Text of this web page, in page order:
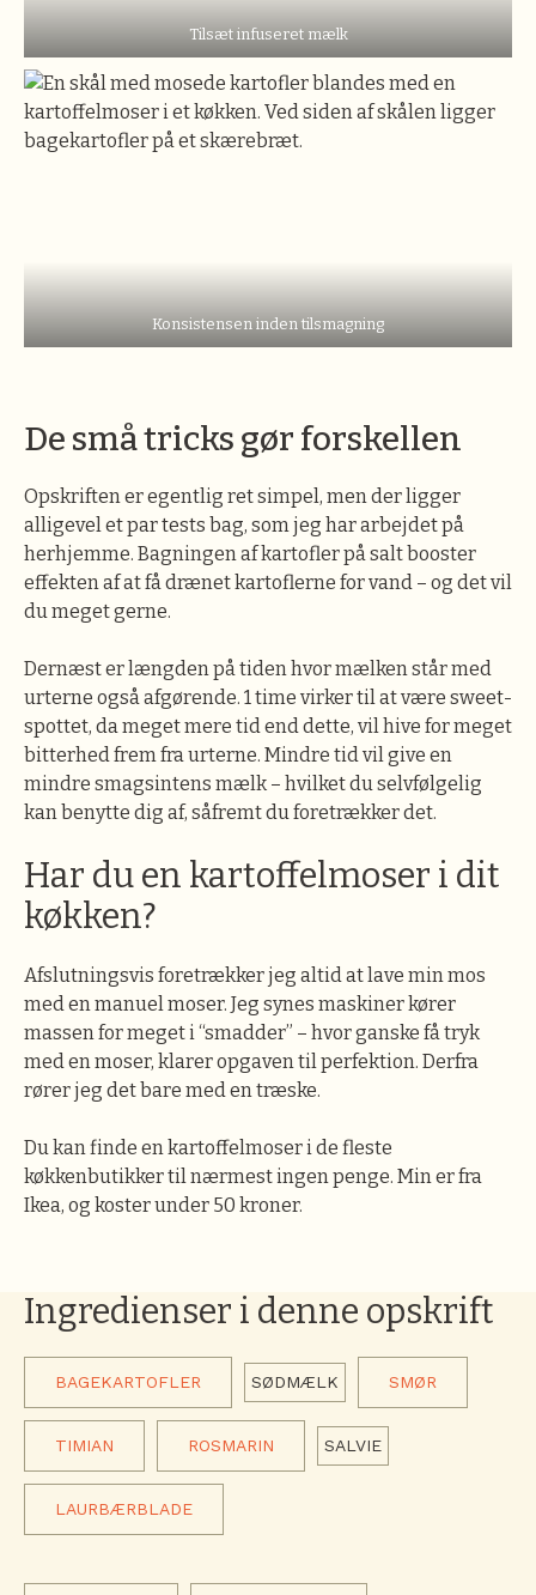
Tilsæt infuseret mælk
Konsistensen inden tilsmagning
De små tricks gør forskellen
Opskriften er egentlig ret simpel, men der ligger
alligevel et par tests bag, som jeg har arbejdet på
herhjemme. Bagningen af kartofler på salt booster
effekten af at få drænet kartoflerne for vand – og det vil
du meget gerne.
Dernæst er længden på tiden hvor mælken står med
urterne også afgørende. 1 time virker til at være sweet-
spottet, da meget mere tid end dette, vil hive for meget
bitterhed frem fra urterne. Mindre tid vil give en
mindre smagsintens mælk – hvilket du selvfølgelig
kan benytte dig af, såfremt du foretrækker det.
Har du en kartoffelmoser i dit
køkken?
Afslutningsvis foretrækker jeg altid at lave min mos
med en manuel moser. Jeg synes maskiner kører
massen for meget i “smadder” – hvor ganske få tryk
med en moser, klarer opgaven til perfektion. Derfra
rører jeg det bare med en træske.
Du kan finde en kartoffelmoser i de fleste
køkkenbutikker til nærmest ingen penge. Min er fra
Ikea, og koster under 50 kroner.
Ingredienser i denne opskrift
BAGEKARTOFLER SØDMÆLK SMØR
TIMIAN ROSMARIN SALVIE
LAURBÆRBLADE